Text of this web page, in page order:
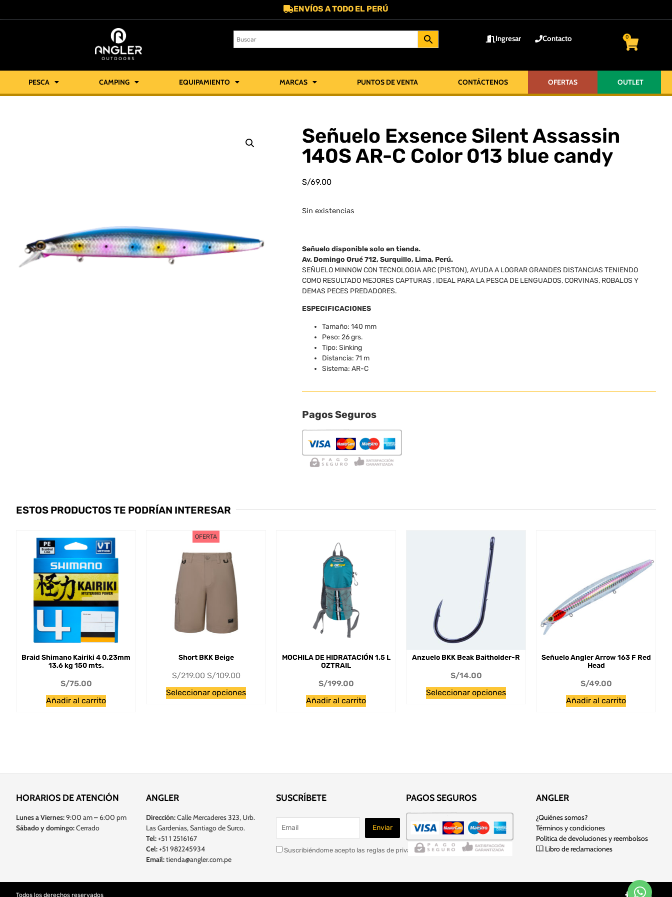
ENVÍOS A TODO EL PERÚ
Ingresar Contacto 0
PESCA CAMPING EQUIPAMIENTO MARCAS PUNTOS DE VENTA CONTÁCTENOS OFERTAS OUTLET
Señuelo Exsence Silent Assassin
140S AR-C Color 013 blue candy
S/69.00
Sin existencias
Señuelo disponible solo en tienda.
Av. Domingo Orué 712, Surquillo, Lima, Perú.
SEÑUELO MINNOW CON TECNOLOGIA ARC (PISTON), AYUDA A LOGRAR GRANDES DISTANCIAS TENIENDO
COMO RESULTADO MEJORES CAPTURAS , IDEAL PARA LA PESCA DE LENGUADOS, CORVINAS, ROBALOS Y
DEMAS PECES PREDADORES.
ESPECIFICACIONES
Tamaño: 140 mm
Peso: 26 grs.
Tipo: Sinking
Distancia: 71 m
Sistema: AR-C
Pagos Seguros
ESTOS PRODUCTOS TE PODRÍAN INTERESAR
Braid Shimano Kairiki 4 0.23mm
13.6 kg 150 mts.
S/75.00
Añadir al carrito
OFERTA
Short BKK Beige
S/219.00 S/109.00
Seleccionar opciones
MOCHILA DE HIDRATACIÓN 1.5 L
OZTRAIL
S/199.00
Añadir al carrito
Anzuelo BKK Beak Baitholder-R
S/14.00
Seleccionar opciones
Señuelo Angler Arrow 163 F Red
Head
S/49.00
Añadir al carrito
HORARIOS DE ATENCIÓN
Lunes a Viernes:9:00 am – 6:00 pm
Sábado y domingo:Cerrado
ANGLER
Dirección:Calle Mercaderes 323, Urb.
Las Gardenias, Santiago de Surco.
Tel:+51 1 2516167
Cel:+51 982245934
Email:tienda@angler.com.pe
SUSCRÍBETE
Suscribiéndome acepto las reglas de privacidad de este sitio
PAGOS SEGUROS ANGLER
¿Quiénes somos?
Términos y condiciones
Política de devoluciones y reembolsos
Libro de reclamaciones
Todos los derechos reservados